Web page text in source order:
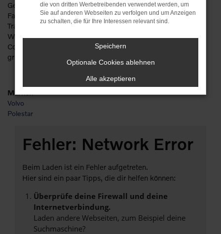
Gebrauchte und lassen Sie meist in scheckheftgepflegte
Fahrzeuge einsteigen. Da unser Unternehmen mit seiner
Tradition von mehr als 110 Jahren auch über mehrere
Werkstätten verfügt, checken wir jeden Volvo V60 Cross
Country Gebrauchtwagen vor dem Verkauf nach Jena
gründlich durch und sorgen für einen erstklassigen Zustand.
Marken
Volvo
Polestar
Fehler: Network Error
Beim Laden ist ein Fehler aufgetreten.
Hier sind ein paar Tipps, die dir helfen können:
Überprüfe deine Firewall und deine
Internetverbindung.
Laden andere Webseiten, zum Beispiel deine
Suchmaschine?
die von dritten Werbetreibenden verwendet werden, um
Sie auf anderen Webseiten zu verfolgen und um Anzeigen
zu schalten, die für Ihre Interessen relevant sind.
Speichern
Optionale Cookies ablehnen
Alle akzeptieren